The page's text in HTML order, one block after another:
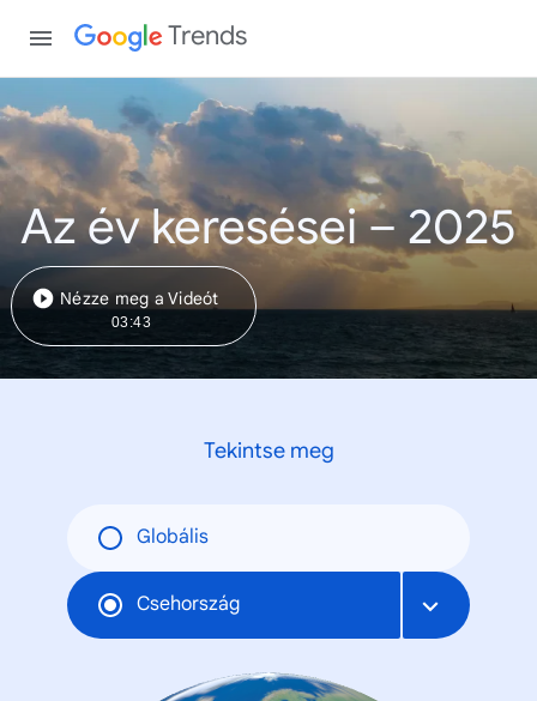
Trends
Az év keresései – 2025
Nézze meg a Videót
03:43
Tekintse meg
Globális
Csehország